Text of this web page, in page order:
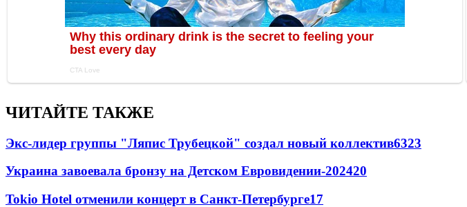
ЧИТАЙТЕ ТАКЖЕ
Экс-лидер группы "Ляпис Трубецкой" создал новый коллектив6323
Украина завоевала бронзу на Детском Евровидении-202420
Tokio Hotel отменили концерт в Санкт-Петербурге17